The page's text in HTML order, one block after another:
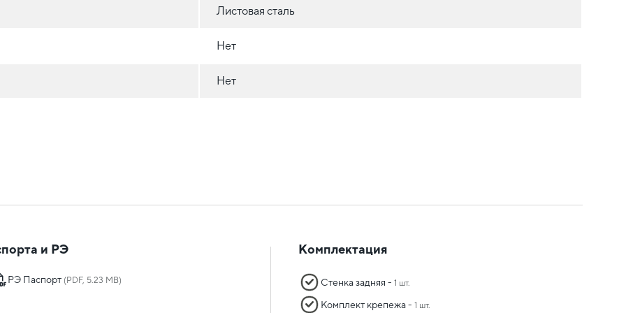
Листовая сталь
Нет
Нет
и РЭ
РЭ Паспорт(PDF, 5.23 MB)
Комплектация
Стенка задняя -1 шт.
Комплект крепежа -1 шт.